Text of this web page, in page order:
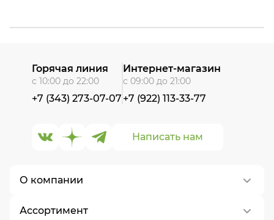
О компании
О нас
Ассортимент
Написать нам
Горячая линия
с 10:00 до 22:00
+7 (343) 273-07-07
Интернет-магазин
с 09:00 до 21:00
+7 (922) 113-33-77